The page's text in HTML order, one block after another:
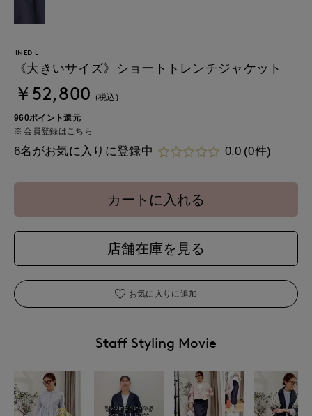
INED L
《大きいサイズ》ショートトレンチジャケット
￥52,800 (税込)
960ポイント還元
会員登録は こちら
6名がお気に入りに登録中 0.0 (0件)
カートに入れる
店舗在庫を見る
お気に入りに追加
Staff Styling Movie